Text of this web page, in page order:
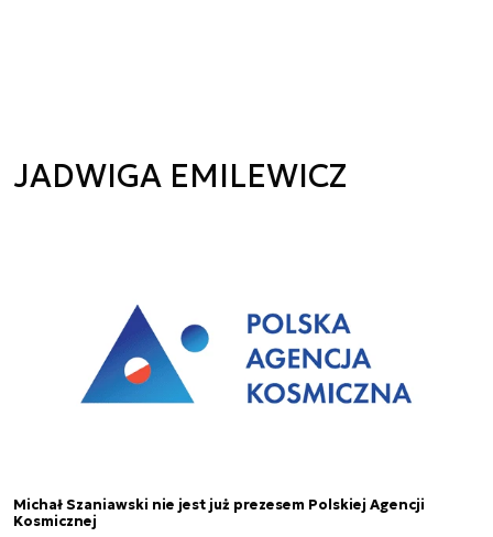
JADWIGA EMILEWICZ
Michał Szaniawski nie jest już prezesem Polskiej Agencji
Kosmicznej